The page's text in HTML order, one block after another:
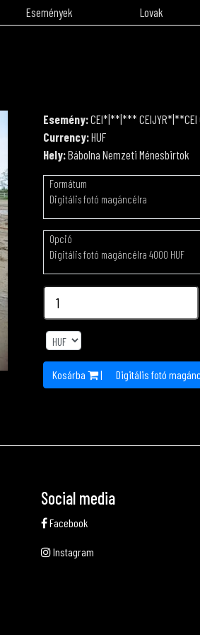
Események Lovak
Esemény:CEI*|**|*** CEIJYR*|**CEI
Currency:HUF
Hely:Bábolna Nemzeti Ménesbirtok
Formátum
Digitális fotó magáncélra
Opció
Digitális fotó magáncélra 4000 HUF
Kosárba | Digitális fotó
Social media
Facebook
Instagram